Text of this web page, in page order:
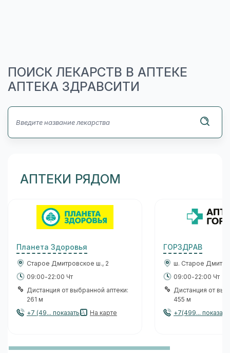
ПОИСК ЛЕКАРСТВ В АПТЕКЕ
АПТЕКА ЗДРАВСИТИ
АПТЕКИ РЯДОМ
Планета Здоровья
Старое Дмитровское ш., 2
09:00-22:00 Чт
Дистанция от выбранной аптеки:
261 м
+7 (49... показать
На карте
ГОРЗДРАВ
ш. Старое
09:00-22:00 Чт
Дистанция от
455 м
+7(499... показать